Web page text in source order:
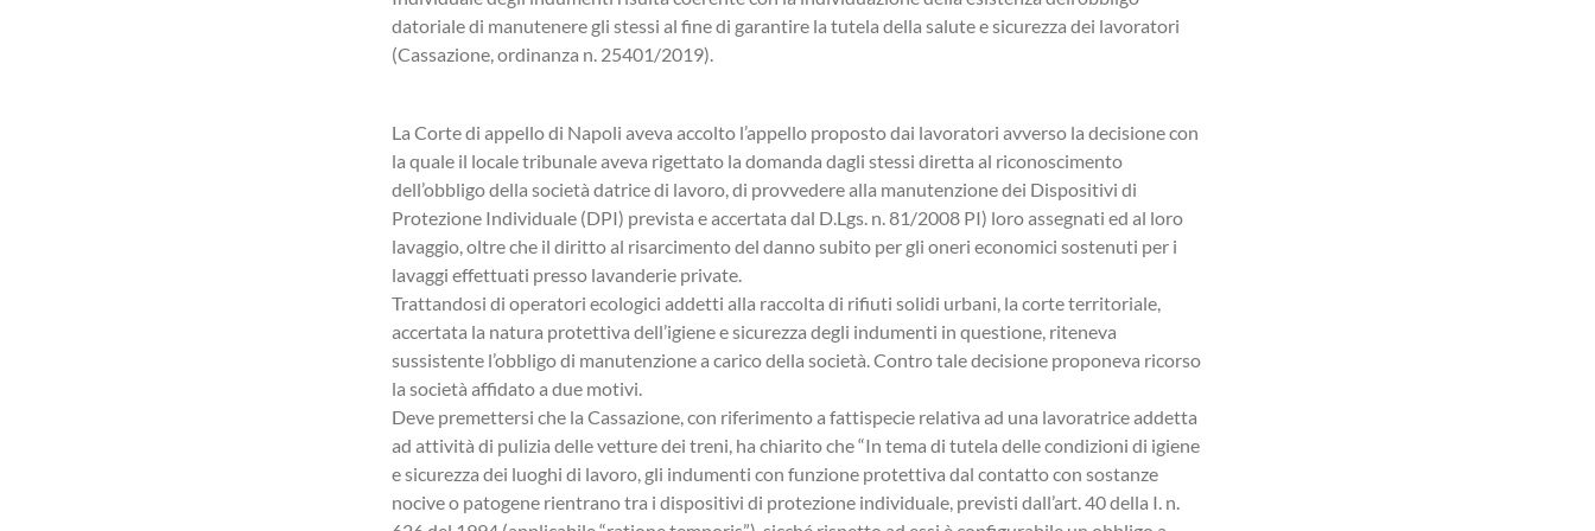
eventuali contenziosi tra azienda e dipendente.
professionale, chiara e su misura.
merito a rapporti di lavoro, assunzioni e buste
datoriale di manutenere gli stessi al fine di garantire la tutela della salute e sicurezza dei lavoratori
(Cassazione, ordinanza n. 25401/2019).
La Corte di appello di Napoli aveva accolto l’appello proposto dai lavoratori avverso la decisione con
la quale il locale tribunale aveva rigettato la domanda dagli stessi diretta al riconoscimento
dell’obbligo della società datrice di lavoro, di provvedere alla manutenzione dei Dispositivi di
Protezione Individuale (DPI) prevista e accertata dal D.Lgs. n. 81/2008 PI) loro assegnati ed al loro
lavaggio, oltre che il diritto al risarcimento del danno subito per gli oneri economici sostenuti per i
lavaggi effettuati presso lavanderie private.
Trattandosi di operatori ecologici addetti alla raccolta di rifiuti solidi urbani, la corte territoriale,
accertata la natura protettiva dell’igiene e sicurezza degli indumenti in questione, riteneva
sussistente l’obbligo di manutenzione a carico della società. Contro tale decisione proponeva ricorso
la società affidato a due motivi.
Deve premettersi che la Cassazione, con riferimento a fattispecie relativa ad una lavoratrice addetta
ad attività di pulizia delle vetture dei treni, ha chiarito che “In tema di tutela delle condizioni di igiene
e sicurezza dei luoghi di lavoro, gli indumenti con funzione protettiva dal contatto con sostanze
nocive o patogene rientrano tra i dispositivi di protezione individuale, previsti dall’art. 40 della I. n.